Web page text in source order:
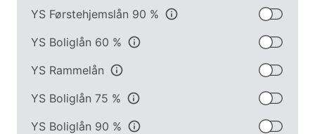
YS Første­hjemslån 90 % info
YS Boliglån 60 % info
YS Rammelån info
YS Boliglån 75 % info
YS Boliglån 90 % info